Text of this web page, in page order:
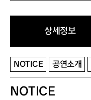
상세정보
NOTICE 공연소개
NOTICE